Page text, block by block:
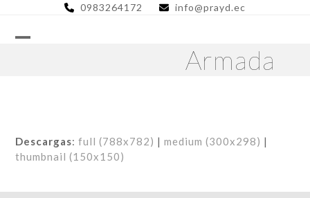
content
0983264172 info@prayd.ec
Armada
Descargas:full (788x782) |medium (300x298) |
thumbnail (150x150)